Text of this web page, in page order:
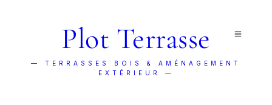
Plot Terrasse
— TERRASSES BOIS & AMÉNAGEMENT
EXTÉRIEUR —